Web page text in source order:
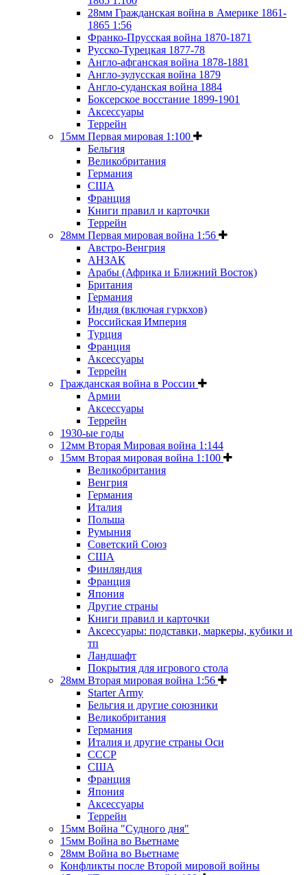
28мм Гражданская война в Америке 1861-
1865 1:56
Франко-Прусская война 1870-1871
Русско-Турецкая 1877-78
Англо-афганская война 1878-1881
Англо-зулусская война 1879
Англо-суданская война 1884
Боксерское восстание 1899-1901
Аксессуары
Террейн
15мм Первая мировая 1:100
Бельгия
Великобритания
Германия
США
Франция
Книги правил и карточки
Террейн
28мм Первая мировая война 1:56
Австро-Венгрия
АНЗАК
Арабы (Африка и Ближний Восток)
Британия
Германия
Индия (включая гуркхов)
Российская Империя
Турция
Франция
Аксессуары
Террейн
Гражданская война в России
Армии
Аксессуары
Террейн
1930-ые годы
12мм Вторая Мировая война 1:144
15мм Вторая мировая война 1:100
Великобритания
Венгрия
Германия
Италия
Польша
Румыния
Советский Союз
США
Финляндия
Франция
Япония
Другие страны
Книги правил и карточки
Аксессуары: подставки, маркеры, кубики и
тп
Ландшафт
Покрытия для игрового стола
28мм Вторая мировая война 1:56
Starter Army
Бельгия и другие союзники
Великобритания
Германия
Италия и другие страны Оси
СССР
США
Франция
Япония
Аксессуары
Террейн
15мм Война "Судного дня"
15мм Война во Вьетнаме
28мм Война во Вьетнаме
Конфликты после Второй мировой войны